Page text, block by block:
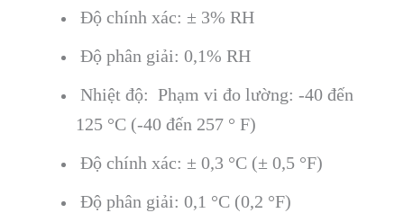
Độ chính xác: ± 3% RH
Độ phân giải: 0,1% RH
Nhiệt độ: Phạm vi đo lường: -40 đến
125 °C (-40 đến 257 ° F)
Độ chính xác: ± 0,3 °C (± 0,5 °F)
Độ phân giải: 0,1 °C (0,2 °F)